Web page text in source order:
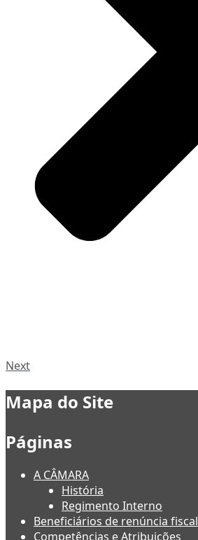
Next
Mapa do Site
Páginas
A CÂMARA
História
Regimento Interno
Beneficiários de renúncia fiscal
Competências e Atribuições